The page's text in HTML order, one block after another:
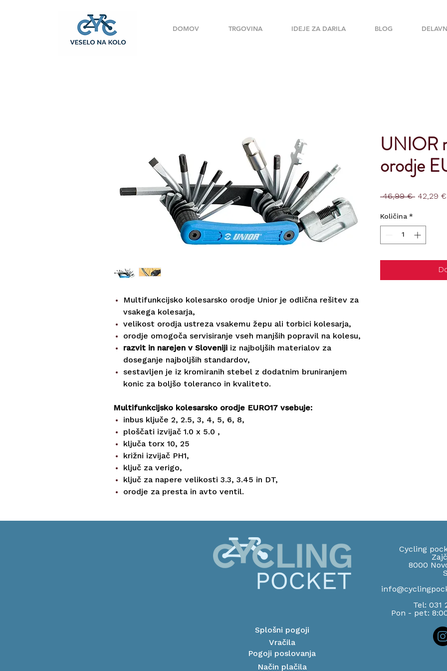
DOMOV TRGOVINA IDEJE ZA DARILA BLOG
Multifunkcijsko kolesarsko orodje Unior je odlična rešitev za
vsakega kolesarja,
velikost orodja ustreza vsakemu žepu ali torbici kolesarja,
orodje omogoča servisiranje vseh manjših popravil na kolesu,
razvit in narejen v Sloveniji iz najboljših materialov za
doseganje najboljših standardov,
sestavljen je iz kromiranih stebel z dodatnim bruniranjem
konic za boljšo toleranco in kvaliteto.
Multifunkcijsko kolesarsko orodje EURO17 vsebuje:
inbus ključe 2, 2.5, 3, 4, 5, 6, 8,
ploščati izvijač 1.0 x 5.0 ,
ključa torx 10, 25
križni izvijač PH1,
ključ za verigo,
ključ za napere velikosti 3.3, 3.45 in DT,
orodje za presta in avto ventil.
UNIOR
orodje
46,99 € Redna
42,29 €
Količina *
Cycling
8000
Tel: 031
Pon - pet:
Splošni pogoji
Vračila
Pogoji poslovanja
Način plačila